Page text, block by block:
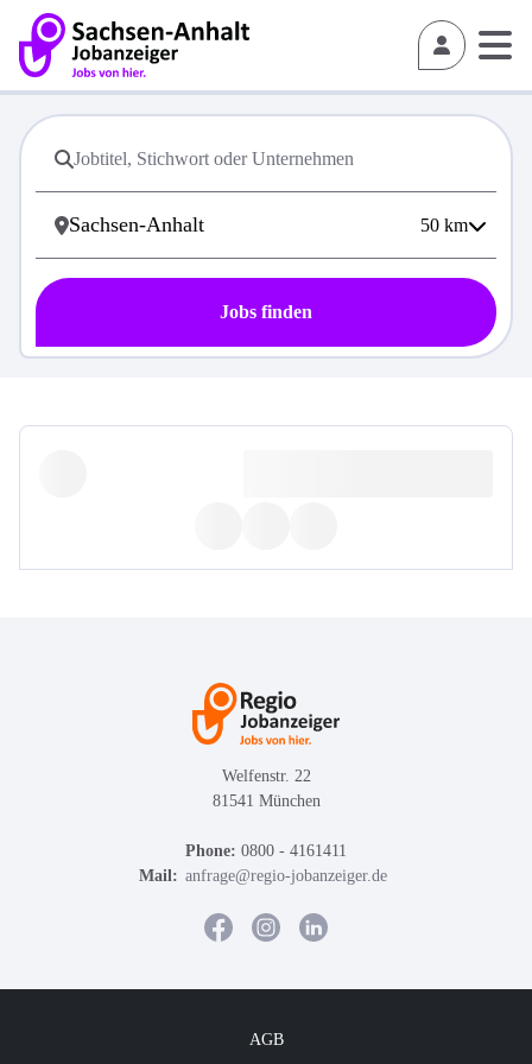
50 km
Jobs finden
Welfenstr. 22
81541 München
Phone: 0800 - 4161411
Mail: anfrage@regio-jobanzeiger.de
AGB